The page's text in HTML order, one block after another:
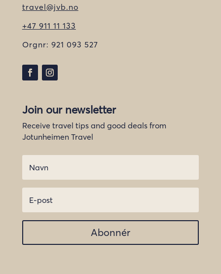
travel@jvb.no
+47 911 11 133
Orgnr: 921 093 527
Join our newsletter
Receive travel tips and good deals from
Jotunheimen Travel
Abonnér